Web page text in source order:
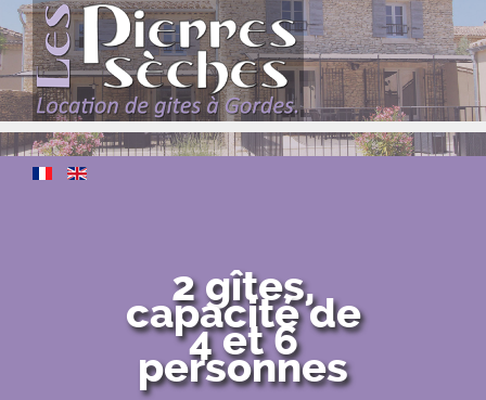
2 gîtes,
capacité de
4 et 6
personnes